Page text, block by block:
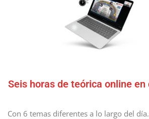
Seis horas de teórica online
Con 6 temas diferentes a lo largo del